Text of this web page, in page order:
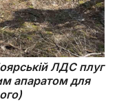
ЛДС плуг
апаратом для